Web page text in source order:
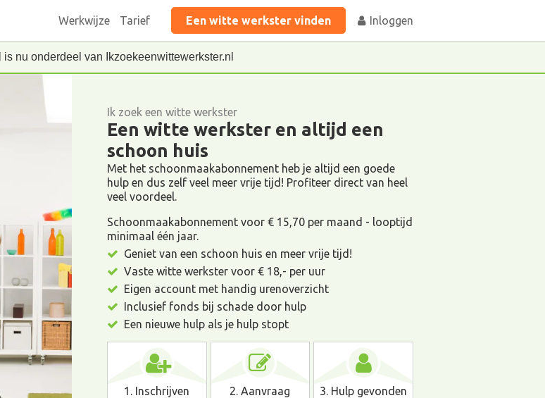
Werkwijze Tarief Een witte werkster vinden Inloggen
is nu onderdeel van Ikzoekeenwittewerkster.nl
Ik zoek een witte werkster
Een witte werkster en altijd een
schoon huis
Met het schoonmaakabonnement heb je altijd een goede
hulp en dus zelf veel meer vrije tijd! Profiteer direct van heel
veel voordeel.
Schoonmaakabonnement voor € 15,70 per maand - looptijd
minimaal één jaar.
Geniet van een schoon huis en meer vrije tijd!
Vaste witte werkster voor € 18,- per uur
Eigen account met handig urenoverzicht
Inclusief fonds bij schade door hulp
Een nieuwe hulp als je hulp stopt
1. Inschrijven
2. Aanvraag
3. Hulp gevonden